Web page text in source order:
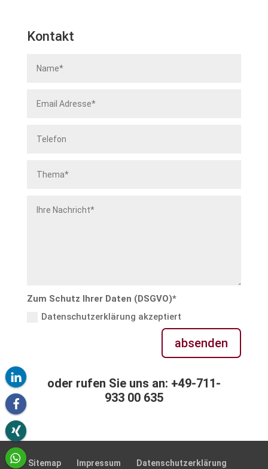
Kontakt
Zum Schutz Ihrer Daten (DSGVO)*
Datenschutzerklärung akzeptiert
absenden
oder rufen Sie uns an: +49-711-
933 00 635
Sitemap Impressum Daten­schutz­er­klä­rung